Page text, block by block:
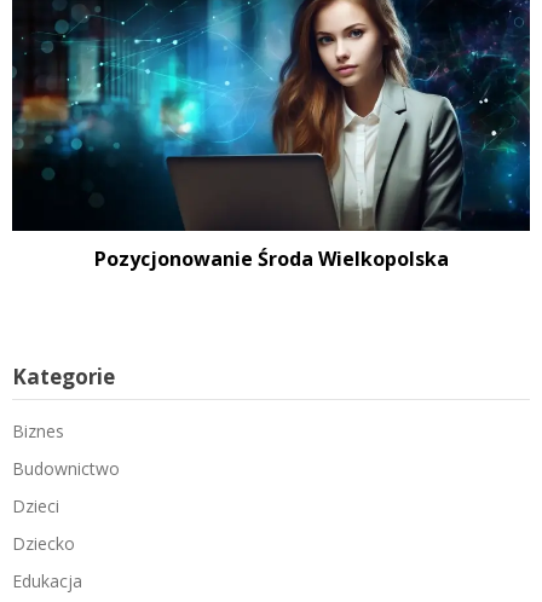
Pozycjonowanie Środa Wielkopolska
Kategorie
Biznes
Budownictwo
Dzieci
Dziecko
Edukacja